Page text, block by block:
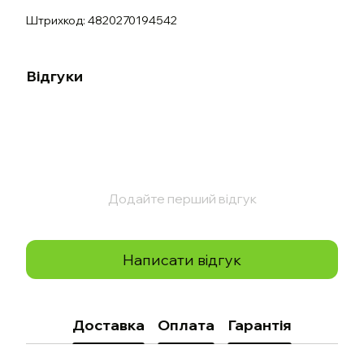
Штрихкод: 4820270194542
Відгуки
Додайте перший відгук
Написати відгук
Доставка Оплата Гарантія